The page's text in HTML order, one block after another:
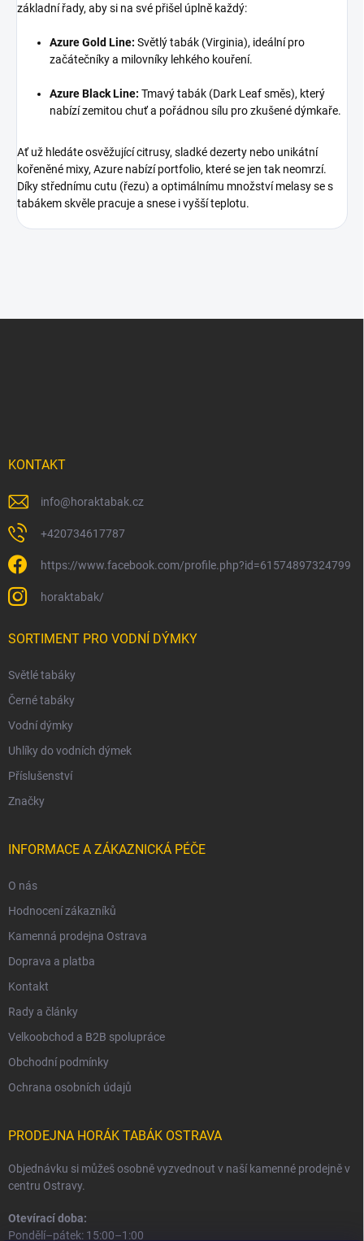
základní řady, aby si na své přišel úplně každý:
Azure Gold Line: Světlý tabák (Virginia), ideální pro
začátečníky a milovníky lehkého kouření.
Azure Black Line: Tmavý tabák (Dark Leaf směs), který
nabízí zemitou chuť a pořádnou sílu pro zkušené dýmkaře.
Ať už hledáte osvěžující citrusy, sladké dezerty nebo unikátní
kořeněné mixy, Azure nabízí portfolio, které se jen tak neomrzí.
Díky střednímu cutu (řezu) a optimálnímu množství melasy se s
tabákem skvěle pracuje a snese i vyšší teplotu.
KONTAKT
info@horaktabak.cz
+420734617787
https://www.facebook.com/profile.php?id=61574897324799
horaktabak/
SORTIMENT PRO VODNÍ DÝMKY
Světlé tabáky
Černé tabáky
Vodní dýmky
Uhlíky do vodních dýmek
Příslušenství
Značky
INFORMACE A ZÁKAZNICKÁ PÉČE
O nás
Hodnocení zákazníků
Kamenná prodejna Ostrava
Doprava a platba
Kontakt
Rady a články
Velkoobchod a B2B spolupráce
Obchodní podmínky
Ochrana osobních údajů
PRODEJNA HORÁK TABÁK OSTRAVA
Objednávku si můžeš osobně vyzvednout v naší kamenné prodejně v
centru Ostravy.
Otevírací doba:
Pondělí–pátek: 15:00–1:00